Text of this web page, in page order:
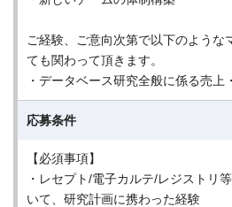
ご経験、ご意向次第で以下のような
ても関わって頂きます。
・データベース研究全般に係る売上
応募条件
【必須事項】
・レセプト/電子カルテ/レジストリ
いて、研究計画に携わった経験